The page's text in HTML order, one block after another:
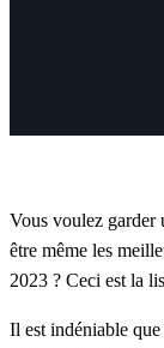
Vous voulez garder
être même les
2023 ? Ceci est la
Il est indéniable